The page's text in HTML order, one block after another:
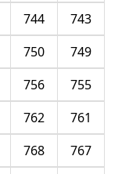
743
744
749
750
755
756
761
762
767
768